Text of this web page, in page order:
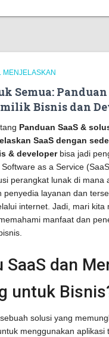
MENJELASKAN
Semua:
Bisnis dan
Panduan SaaS &
SaaS dengan
& developerbisa jadi
as a Service
perangkat lunak di mana
penyedia layanan dan
internet. Jadi, mari kita
manfaat dan
SaaS dan
untuk
solusi yang
menggunakan aplikasi